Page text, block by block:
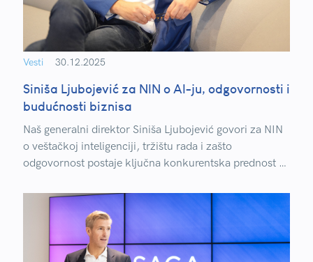
Vesti 30.12.2025
Siniša Ljubojević za NIN o AI-ju, odgovornosti i
budućnosti biznisa
Naš generalni direktor Siniša Ljubojević govori za NIN
o veštačkoj inteligenciji, tržištu rada i zašto
odgovornost postaje ključna konkurentska prednost u